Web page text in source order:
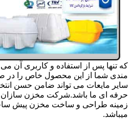
که تنها پس از استفاده و کاربری آن
مندی شما از این محصول خاص را در
سایر مایعات می تواند ضامن حسن
حرفه ای ما باشد.شرکت مخزن سازان
زمینه طراحی و ساخت مخزن پیش
میباشد.